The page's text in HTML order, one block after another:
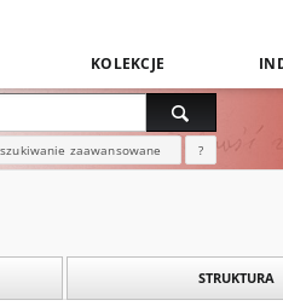
KOLEKCJE
zaawansowane ?
STRUKTURA